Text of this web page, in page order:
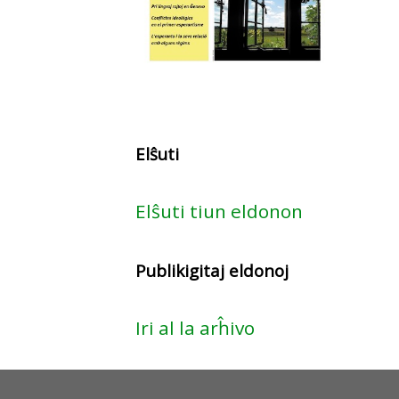
Elŝuti
Elŝuti tiun eldonon
Publikigitaj eldonoj
Iri al la arĥivo